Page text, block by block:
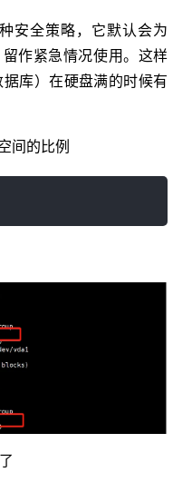
安全策略，它默认会为
作紧急情况使用。这样
库）在硬盘满的时候有
间的比例